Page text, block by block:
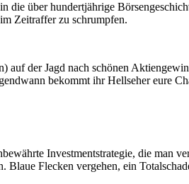
die über hundertjährige
Zeitraffer zu schrumpfen.
auf der Jagd nach schönen
bekommt ihr Hellseher eure
Investmentstrategie, die man
Blaue Flecken vergehen, ein